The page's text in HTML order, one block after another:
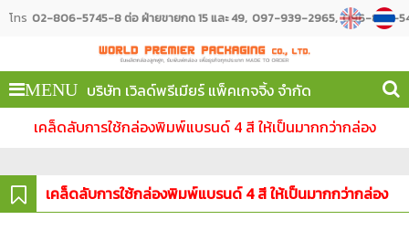
โทร 02-806-5745-8 ต่อ ฝ่ายขายกด 15 และ 49 097-939-2965 096-887-
MENU บริษัท เวิลด์พรีเมียร์ แพ็คเกจจิ้ง จำกัด
เคล็ดลับการใช้กล่องพิมพ์แบรนด์ 4 สี ให้เป็นมากกว่ากล่อง
เคล็ดลับการใช้กล่องพิมพ์แบรนด์ 4 สี ให้เป็นมากกว่ากล่อง